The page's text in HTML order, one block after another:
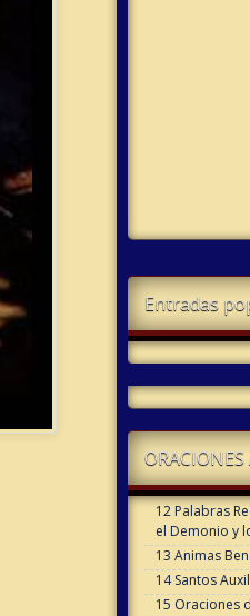
Entradas
ORACIONES
12 Palabras
el Demonio y
13 Animas
14 Santos
15 Oraciones